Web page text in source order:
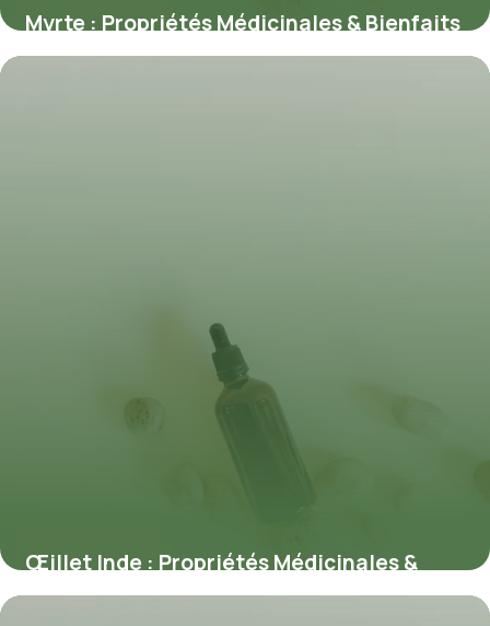
Myrte : Propriétés Médicinales & Bienfaits
11 juillet 2026
Œillet Inde : Propriétés Médicinales &
Usages